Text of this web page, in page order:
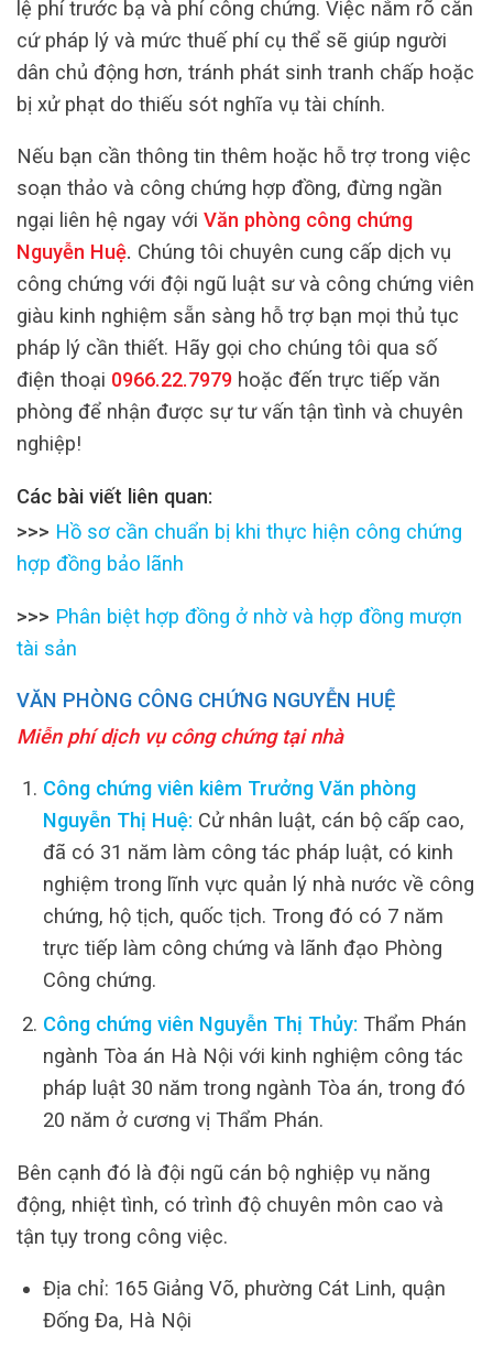
lệ phí trước bạ và phí công chứng. Việc nắm rõ căn
cứ pháp lý và mức thuế phí cụ thể sẽ giúp người
dân chủ động hơn, tránh phát sinh tranh chấp hoặc
bị xử phạt do thiếu sót nghĩa vụ tài chính.
Nếu bạn cần thông tin thêm hoặc hỗ trợ trong việc
soạn thảo và công chứng hợp đồng, đừng ngần
ngại liên hệ ngay với Văn phòng công chứng
Nguyễn Huệ. Chúng tôi chuyên cung cấp dịch vụ
công chứng với đội ngũ luật sư và công chứng viên
giàu kinh nghiệm sẵn sàng hỗ trợ bạn mọi thủ tục
pháp lý cần thiết. Hãy gọi cho chúng tôi qua số
điện thoại 0966.22.7979 hoặc đến trực tiếp văn
phòng để nhận được sự tư vấn tận tình và chuyên
nghiệp!
Các bài viết liên quan:
>>> Hồ sơ cần chuẩn bị khi thực hiện công chứng
hợp đồng bảo lãnh
>>> Phân biệt hợp đồng ở nhờ và hợp đồng mượn
tài sản
VĂN PHÒNG CÔNG CHỨNG NGUYỄN HUỆ
Miễn phí dịch vụ công chứng tại nhà
Công chứng viên kiêm Trưởng Văn phòng
Nguyễn Thị Huệ: Cử nhân luật, cán bộ cấp cao,
đã có 31 năm làm công tác pháp luật, có kinh
nghiệm trong lĩnh vực quản lý nhà nước về công
chứng, hộ tịch, quốc tịch. Trong đó có 7 năm
trực tiếp làm công chứng và lãnh đạo Phòng
Công chứng.
Công chứng viên Nguyễn Thị Thủy: Thẩm Phán
ngành Tòa án Hà Nội với kinh nghiệm công tác
pháp luật 30 năm trong ngành Tòa án, trong đó
20 năm ở cương vị Thẩm Phán.
Bên cạnh đó là đội ngũ cán bộ nghiệp vụ năng
động, nhiệt tình, có trình độ chuyên môn cao và
tận tụy trong công việc.
Địa chỉ: 165 Giảng Võ, phường Cát Linh, quận
Đống Đa, Hà Nội